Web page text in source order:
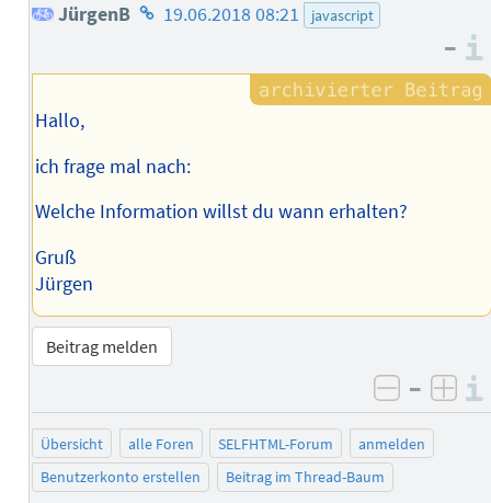
JürgenB Homepage
Autors
19.06.2018 08:21 javascript
–
Hallo,
ich frage mal nach:
Welche Information willst du wann erhalten?
Gruß
Jürgen
Beitrag melden
negativ
–
Übersicht alle Foren SELFHTML-Forum
anmelden
Benutzerkonto erstellen
Beitrag im Thread-Baum